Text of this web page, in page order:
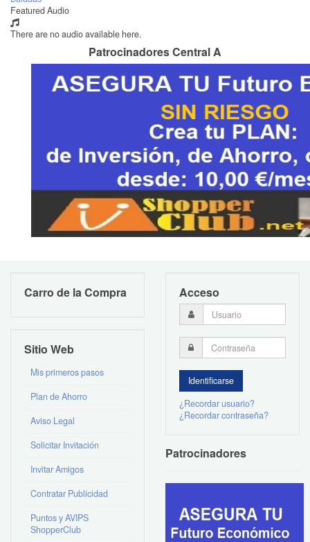
Featured Audio
There are no audio available here.
Patrocinadores Central A
Carro de la Compra
Sitio Web
Mis primeros pasos
Plan de Ahorro
Aviso Legal
Solicitar Invitación
Invitar Amigos
Contratar Publicidad
Puntos y AVIPS
ShopperClub
Acceso
¿Recordar usuario?
¿Recordar contraseña?
Patrocinadores